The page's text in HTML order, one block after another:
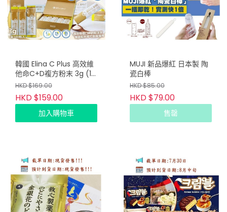
韓國 Elina C Plus 高效維
他命C+D複方粉末 3g (1
盒100包入) (只限批發會
員下單)
HKD $169.00
HKD $159.00
加入購物車
MUJI 新品爆紅 日本製 陶
瓷白棒
HKD $85.00
HKD $79.00
售罄